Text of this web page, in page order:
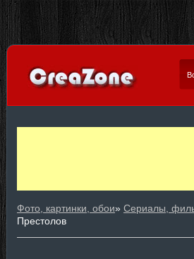
Фото, картинки, обои» Сериалы,
Престолов